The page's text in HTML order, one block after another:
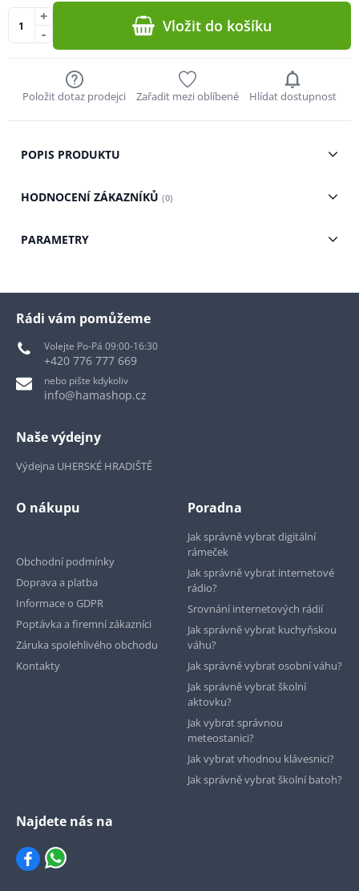
-
+ Vložit do košíku
Položit dotaz prodejci Zařadit mezi oblíbené Hlídat dostupnost
POPIS PRODUKTU
HODNOCENÍ ZÁKAZNÍKŮ (0)
PARAMETRY
Rádi vám pomůžeme
Volejte Po-Pá 09:00-16:30
+420 776 777 669
nebo pište kdykoliv
info@hamashop.cz
Naše výdejny
Výdejna UHERSKÉ HRADIŠTĚ
O nákupu
Obchodní podmínky
Doprava a platba
Informace o GDPR
Poptávka a firemní zákazníci
Záruka spolehlivého obchodu
Kontakty
Poradna
Jak správně vybrat digitální
rámeček
Jak správně vybrat internetové
rádio?
Srovnání internetových rádií
Jak správně vybrat kuchyňskou
váhu?
Jak správně vybrat osobní váhu?
Jak správně vybrat školní
aktovku?
Jak vybrat správnou
meteostanici?
Jak vybrat vhodnou klávesnici?
Jak správně vybrat školní batoh?
Najdete nás na